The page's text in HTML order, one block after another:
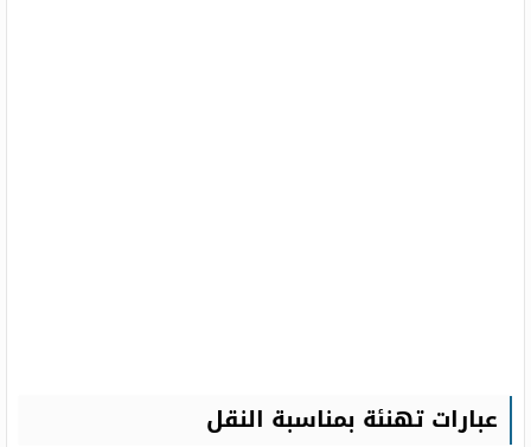
عبارات تهنئة بمناسبة النقل